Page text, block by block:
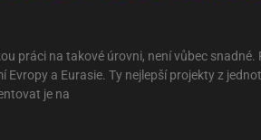
práci na takové úrovni, není vůbec snadné.
a Eurasie. Ty nejlepší projekty z
je na